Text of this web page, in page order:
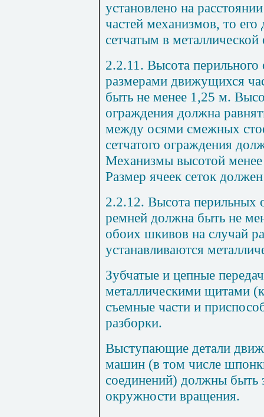
установлено на
частей механизмов, то
сетчатым в металлической
2.2.11. Высота перильного
размерами движущихся
быть не менее 1,25 м.
ограждения должна
между осями смежных
сетчатого ограждения
Механизмы высотой менее
Размер ячеек сеток
2.2.12. Высота перильных
ремней должна быть не
обоих шкивов на случай
устанавливаются
Зубчатые и цепные
металлическими щитами
съемные части и
разборки.
Выступающие детали
машин (в том числе
соединений) должны быть
окружности вращения.